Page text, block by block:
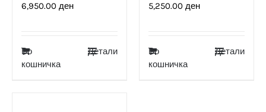
6,950.00 ден
Во
кошничка
Детали
5,250.00 ден
Во
кошничка
Детали